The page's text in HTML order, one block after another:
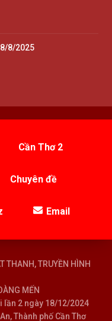
8/2025
Cần Thơ 2
Chuyên đề
Email
THANH, TRUYỀN HÌNH
MẾN
lần 2 ngày 18/12/2024
Thành phố Cần Thơ